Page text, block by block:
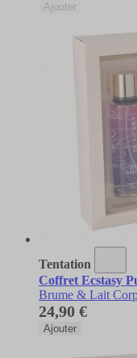
Ajouter
Tentation
Coffret Ecstasy
Brume & Lait
24,90 €
Ajouter